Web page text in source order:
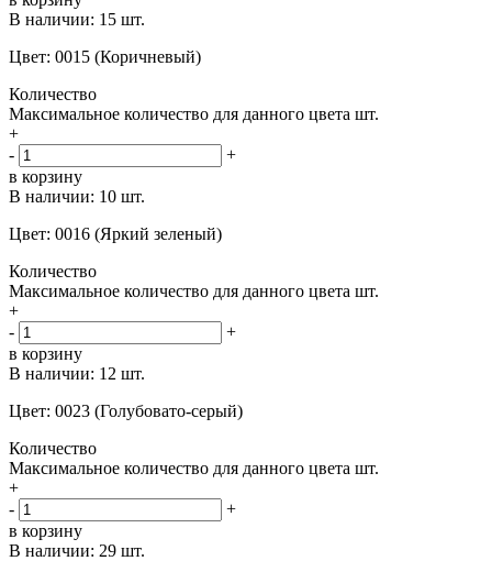
В наличии: 15 шт.
Цвет: 0015 (Коричневый)
Количество
Максимальное количество для данного цвета шт.
+
-
+
в корзину
В наличии: 10 шт.
Цвет: 0016 (Яркий зеленый)
Количество
Максимальное количество для данного цвета шт.
+
-
+
в корзину
В наличии: 12 шт.
Цвет: 0023 (Голубовато-серый)
Количество
Максимальное количество для данного цвета шт.
+
-
+
в корзину
В наличии: 29 шт.